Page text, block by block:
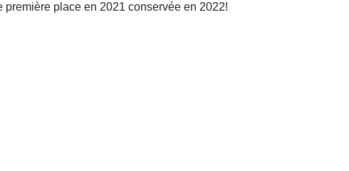
place en 2021 conservée en 2022!